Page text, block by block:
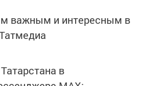
важным и интересным в
в